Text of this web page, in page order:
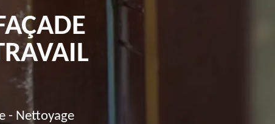
- Nettoyage